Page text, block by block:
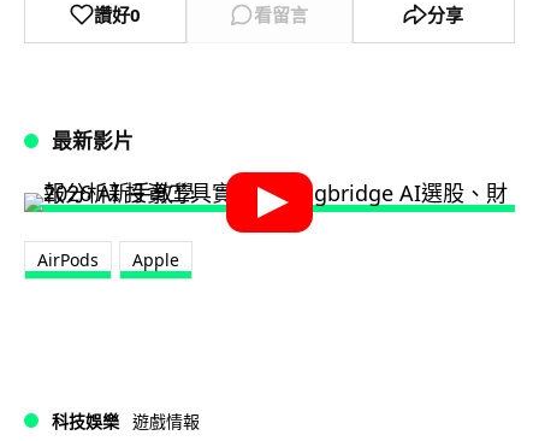
讚好0 看留言 分享
最新影片
AirPods Apple
科技娛樂 遊戲情報